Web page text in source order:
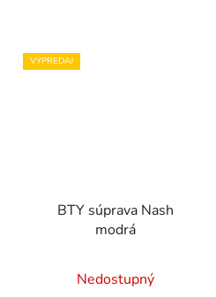
VÝPREDAJ
BTY súprava Nash
modrá
Nedostupný